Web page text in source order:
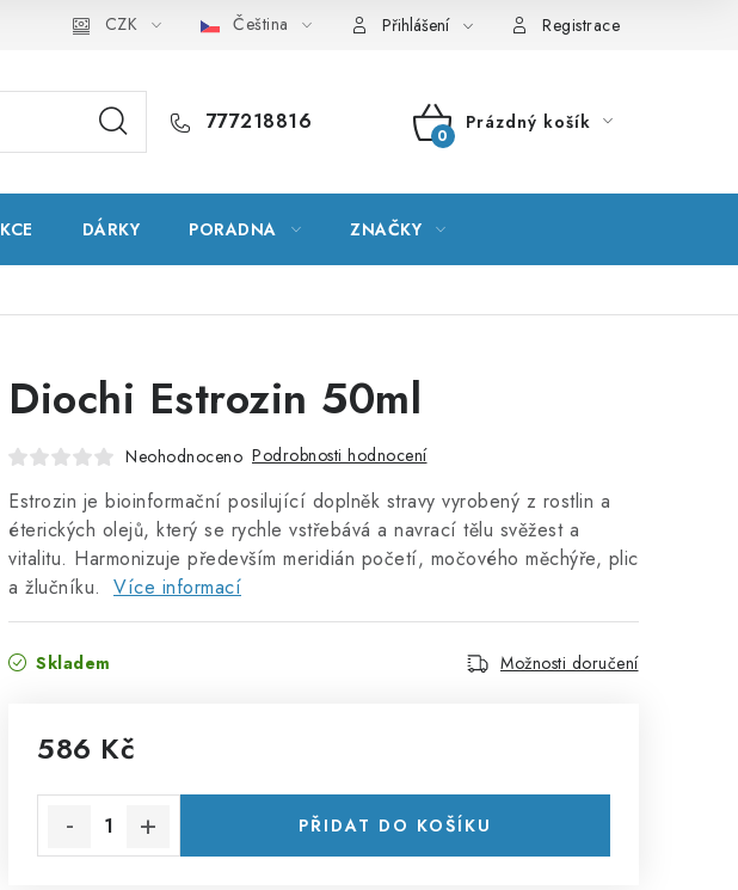
Health Store Slovník pojmů Mapa serveru Moje objednávka
CZK Čeština Přihlášení Registrace
777218816
NÁKUPNÍ
Prázdný košík
DÁRKY PORADNA ZNAČKY
Diochi Estrozin 50ml
Neohodnoceno Podrobnosti hodnocení
Estrozin je bioinformační posilující doplněk stravy vyrobený z rostlin a
éterických olejů, který se rychle vstřebává a navrací tělu svěžest a
vitalitu. Harmonizuje především meridián početí, močového měchýře, plic
a žlučníku. Více informací
Skladem Možnosti doručení
586 Kč
PŘIDAT DO KOŠÍKU